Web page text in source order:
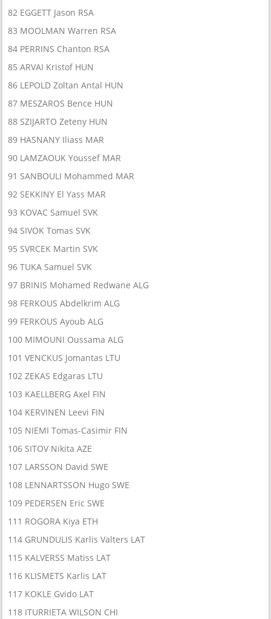
82 EGGETT Jason RSA
83 MOOLMAN Warren RSA
84 PERRINS Chanton RSA
85 ARVAI Kristof HUN
86 LEPOLD Zoltan Antal HUN
87 MESZAROS Bence HUN
88 SZIJARTO Zeteny HUN
89 HASNANY Iliass MAR
90 LAMZAOUK Youssef MAR
91 SANBOULI Mohammed MAR
92 SEKKINY El Yass MAR
93 KOVAC Samuel SVK
94 SIVOK Tomas SVK
95 SVRCEK Martin SVK
96 TUKA Samuel SVK
97 BRINIS Mohamed Redwane ALG
98 FERKOUS Abdelkrim ALG
99 FERKOUS Ayoub ALG
100 MIMOUNI Oussama ALG
101 VENCKUS Jomantas LTU
102 ZEKAS Edgaras LTU
103 KAELLBERG Axel FIN
104 KERVINEN Leevi FIN
105 NIEMI Tomas-Casimir FIN
106 SITOV Nikita AZE
107 LARSSON David SWE
108 LENNARTSSON Hugo SWE
109 PEDERSEN Eric SWE
111 ROGORA Kiya ETH
114 GRUNDULIS Karlis Valters LAT
115 KALVERSS Matiss LAT
116 KLISMETS Karlis LAT
117 KOKLE Gvido LAT
118 ITURRIETA WILSON CHI